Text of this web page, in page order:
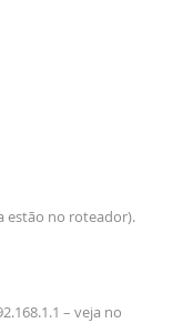
estão no roteador).
– veja no